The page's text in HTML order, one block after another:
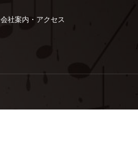
会社案内・アクセス